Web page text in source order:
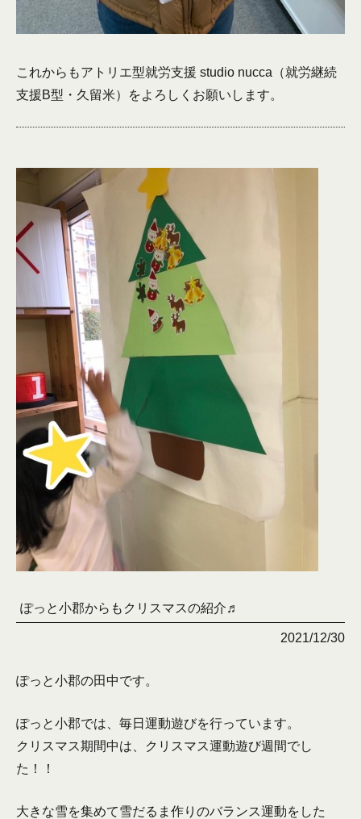
これからもアトリエ型就労支援 studio nucca（就労継続
支援B型・久留米）をよろしくお願いします。
ぽっと小郡からもクリスマスの紹介♬
2021/12/30
ぽっと小郡の田中です。
ぽっと小郡では、毎日運動遊びを行っています。
クリスマス期間中は、クリスマス運動遊び週間でし
た！！
大きな雪を集めて雪だるま作りのバランス運動をした